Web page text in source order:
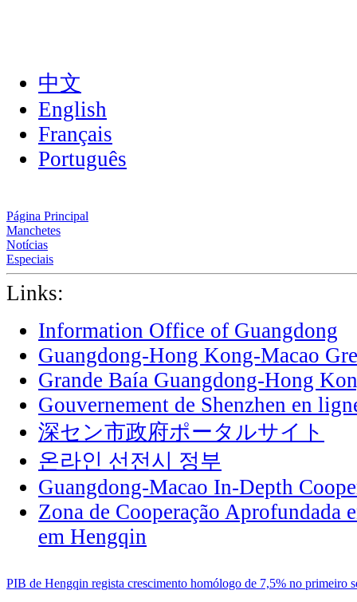
中文
English
Français
Português
Página Principal
Manchetes
Notícias
Especiais
Links:
Information Office of Guangdong
Guangdong-Hong Kong-Macao
Grande Baía Guangdong-Hong
Gouvernement de Shenzhen en
深セン市政府ポータルサイト
온라인 선전시 정부
Guangdong-Macao In-Depth
Zona de Cooperação Aprofundada
em Hengqin
PIB de Hengqin regista crescimento homólogo de 7,5% no primeiro